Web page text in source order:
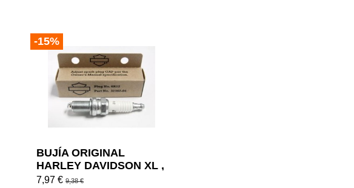
-15%
BUJÍA ORIGINAL
HARLEY DAVIDSON XL ,
TWIN CAM 6R12
7,97 € 9,38 €